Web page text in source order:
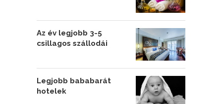
Az év legjobb 3-5
csillagos szállodái
Legjobb bababarát
hotelek